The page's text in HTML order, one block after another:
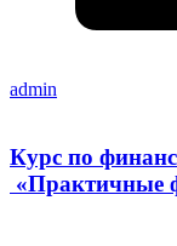
admin
Курс по
«Практичные